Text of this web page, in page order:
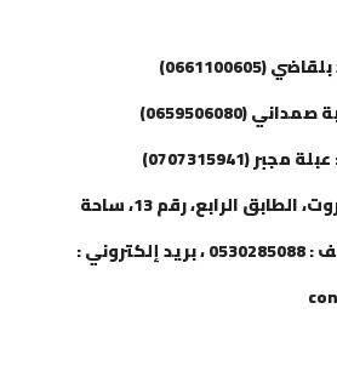
(0659506080)
(0707315941)
بلبريس، رقم 6، زنقة بيروت، الطابق الرابع، رقم 13، ساحة
المامونية، الرباط ، هاتف : 0530285088 ، بريد إلكتروني :